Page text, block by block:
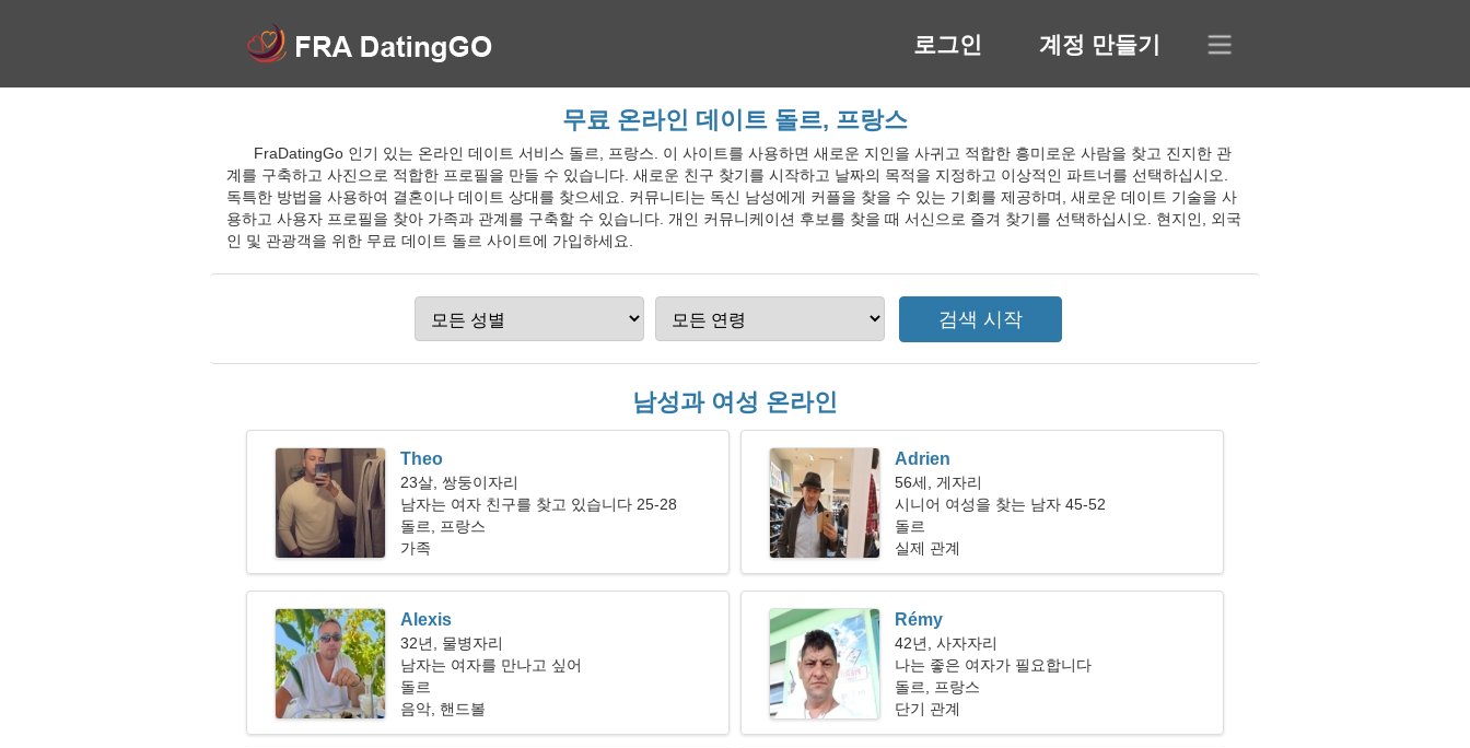
로그인 계정 만들기
무료 온라인 데이트 돌르, 프랑스
FraDatingGo 인기 있는 온라인 데이트 서비스 돌르, 프랑스. 이 사이트를 사용하면 새로운 지인을 사귀고 적합한 흥미로운 사람을 찾고 진지한 관
계를 구축하고 사진으로 적합한 프로필을 만들 수 있습니다. 새로운 친구 찾기를 시작하고 날짜의 목적을 지정하고 이상적인 파트너를 선택하십시오.
독특한 방법을 사용하여 결혼이나 데이트 상대를 찾으세요. 커뮤니티는 독신 남성에게 커플을 찾을 수 있는 기회를 제공하며, 새로운 데이트 기술을 사
용하고 사용자 프로필을 찾아 가족과 관계를 구축할 수 있습니다. 개인 커뮤니케이션 후보를 찾을 때 서신으로 즐겨 찾기를 선택하십시오. 현지인, 외국
인 및 관광객을 위한 무료 데이트 돌르 사이트에 가입하세요.
남성과 여성 온라인
Theo
23살, 쌍둥이자리
남자는 여자 친구를 찾고 있습니다 25-28
돌르, 프랑스
가족
Adrien
56세, 게자리
시니어 여성을 찾는 남자 45-52
돌르
실제 관계
Alexis
32년, 물병자리
남자는 여자를 만나고 싶어
돌르
음악, 핸드볼
Rémy
42년, 사자자리
나는 좋은 여자가 필요합니다
돌르, 프랑스
단기 관계